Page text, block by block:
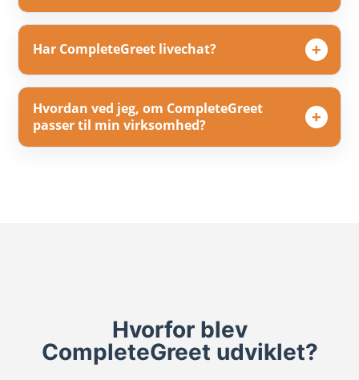
Har CompleteGreet livechat?
Hvordan ved jeg, om CompleteGreet
passer til min virksomhed?
Hvorfor blev
CompleteGreet udviklet?